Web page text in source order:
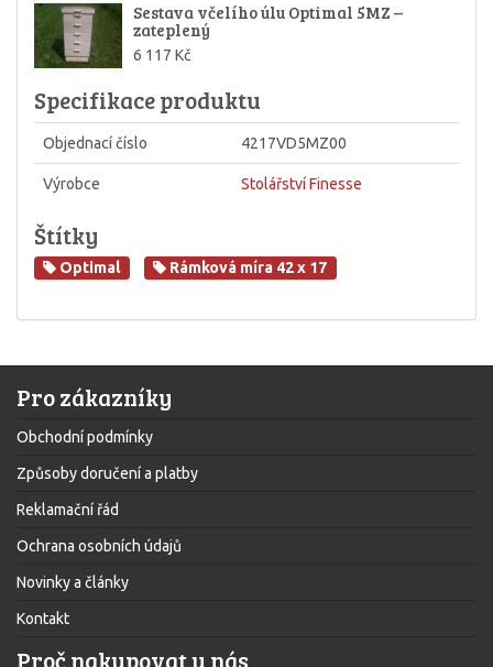
Sestava včelího úlu Optimal 5MZ –
zateplený
6 117 Kč
Specifikace produktu
Objednací číslo 4217VD5MZ00
Výrobce Stolářství Finesse
Štítky
Optimal Rámková míra 42 x 17
Pro zákazníky
Obchodní podmínky
Způsoby doručení a platby
Reklamační řád
Ochrana osobních údajů
Novinky a články
Kontakt
Proč nakupovat u nás